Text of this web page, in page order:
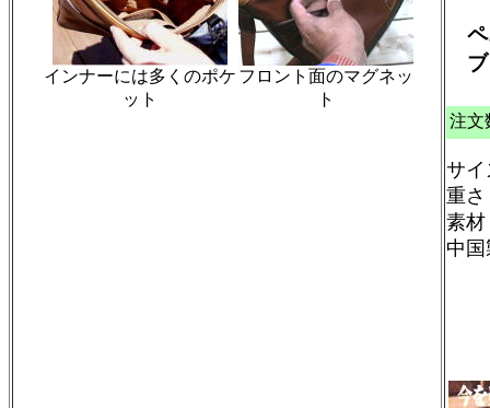
インナーには多くのポケ
ット
フロント面のマグネッ
ト
ブ
注文
サイ
重さ
素材
中国